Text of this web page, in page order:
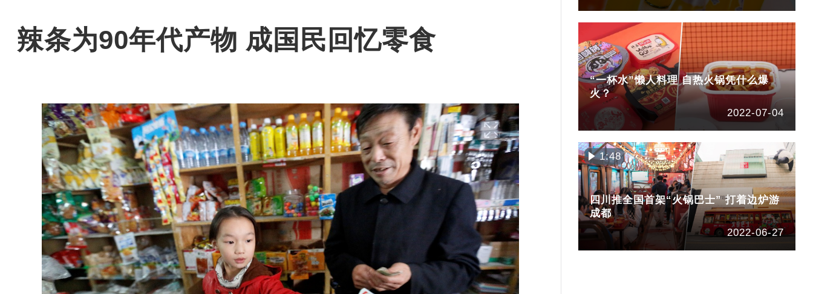
辣条为90年代产物 成国民回忆零食
“一杯水”懒人料理 自热火锅凭什么爆
火？
2022-07-04
1:48
四川推全国首架“火锅巴士” 打着边炉游
成都
2022-06-27